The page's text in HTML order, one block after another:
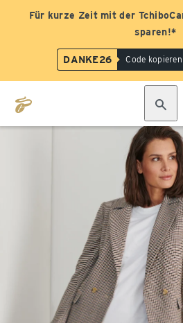
Für kurze Zeit mit der
sparen!*
DANKE26 Code kopieren